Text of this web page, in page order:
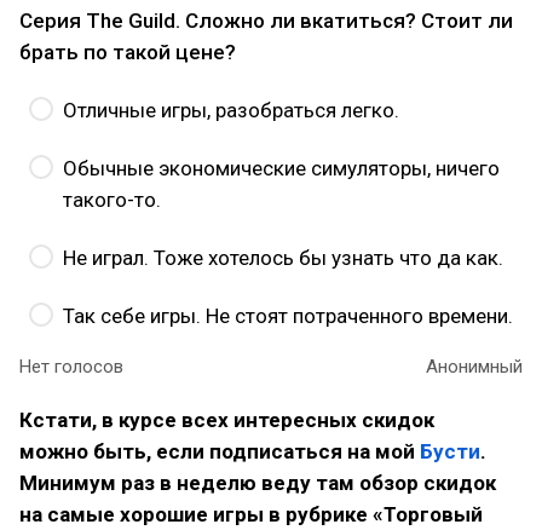
Серия The Guild. Сложно ли вкатиться? Стоит ли
брать по такой цене?
Отличные игры, разобраться легко.
Обычные экономические симуляторы, ничего
такого-то.
Не играл. Тоже хотелось бы узнать что да как.
Так себе игры. Не стоят потраченного времени.
Нет голосов Анонимный
Кстати, в курсе всех интересных скидок
можно быть, если подписаться на мой Бусти.
Минимум раз в неделю веду там обзор скидок
на самые хорошие игры в рубрике «Торговый